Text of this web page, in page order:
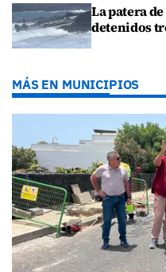
La patera
detenidos
MÁS EN MUNICIPIOS